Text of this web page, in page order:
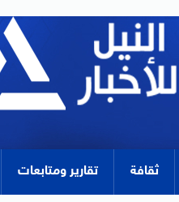
ثقافة تقارير ومتابعات